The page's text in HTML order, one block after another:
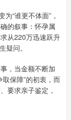
“谁更不体面”，
的叙事：怀孕属
从220万迅速跃升
疑问。
，当金额不断加
保障”的初衷，而
要求亲子鉴定，